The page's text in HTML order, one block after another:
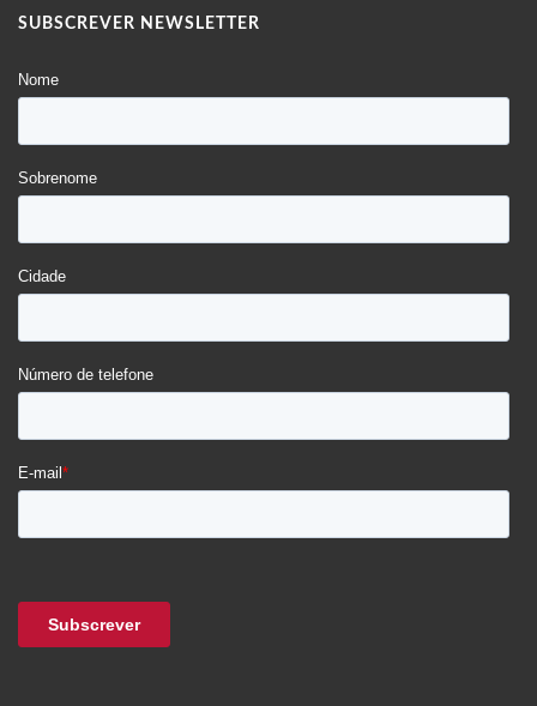
SUBSCREVER NEWSLETTER